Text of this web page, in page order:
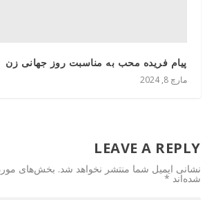
پیام فریده محب به مناسبت روز جهانی زن
مارچ 8, 2024
LEAVE A REPLY
نشانی ایمیل شما منتشر نخواهد شد. بخش‌های
شده‌اند*